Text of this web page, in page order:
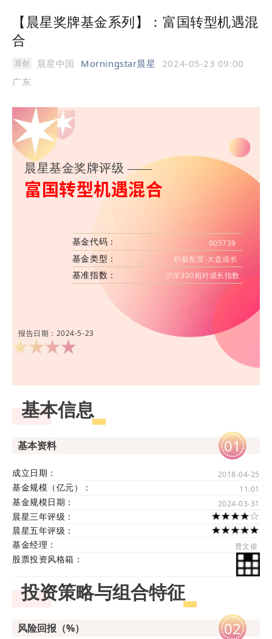
【晨星奖牌基金系列】：富国转型机遇混
合
原创 晨星中国 Morningstar晨星
2024-05-23 09:00
广东
晨星基金奖牌评级 ——
富国转型机遇混合
基金代码： 005739
基金类型： 积极配置-大盘成长
基准指数： 沪深300相对成长指数
报告日期：2024-5-23
基本信息
基本资料 01
成立日期： 2018-04-25
基金规模（亿元）： 11.01
基金规模日期： 2024-03-31
晨星三年评级：
晨星五年评级：
基金经理：
曹文俊
股票投资风格箱：
投资策略与组合特征
风险回报（%） 02